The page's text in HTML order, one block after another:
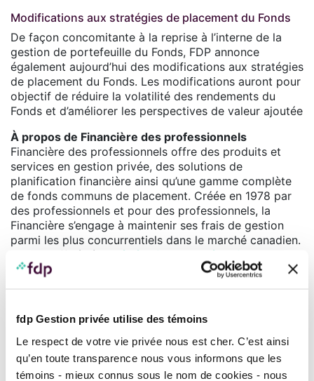
fdp Gestion privée utilise des témoins
Le respect de votre vie privée nous est cher. C’est ainsi
qu’en toute transparence nous vous informons que les
témoins - mieux connus sous le nom de cookies - nous
Modifications aux stratégies de placement du Fonds
De façon concomitante à la reprise à l’interne de la
gestion de portefeuille du Fonds, FDP annonce
également aujourd’hui des modifications aux stratégies
de placement du Fonds. Les modifications auront pour
objectif de réduire la volatilité des rendements du
Fonds et d’améliorer les perspectives de valeur ajoutée
À propos de Financière des professionnels
Financière des professionnels offre des produits et
services en gestion privée, des solutions de
planification financière ainsi qu’une gamme complète
de fonds communs de placement. Créée en 1978 par
des professionnels et pour des professionnels, la
Financière s’engage à maintenir ses frais de gestion
parmi les plus concurrentiels dans le marché canadien.
Elle est affiliée à la
Fédération des médecins
spécialistes du Québec
Association des
pratique privée du Québec
et l’
Association
québécoise des pharmaciens propriétaires
affiliation lui confère une position unique d’impartialité,
de représentation des intérêts de ses clients et de
performance dans le marché.